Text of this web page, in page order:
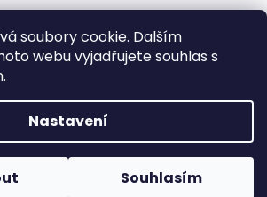
soubory cookie. Dalším
webu vyjadřujete souhlas s
Nastavení
Souhlasím
HODINKY-HODINY.cz. Všechna práva
Upravit nastavení cookies